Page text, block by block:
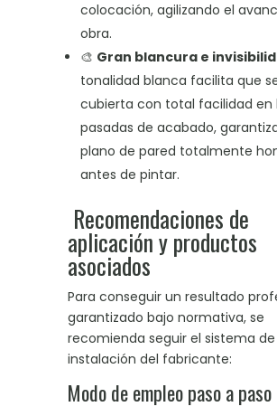
colocación, agilizando el
obra.
🎨 Gran blancura e
tonalidad blanca facilita que
cubierta con total facilidad en
pasadas de acabado,
plano de pared totalmente
antes de pintar.
Recomendaciones de
aplicación y productos
asociados
Para conseguir un resultado
garantizado bajo normativa, se
recomienda seguir el sistema de
instalación del fabricante:
Modo de empleo paso a paso